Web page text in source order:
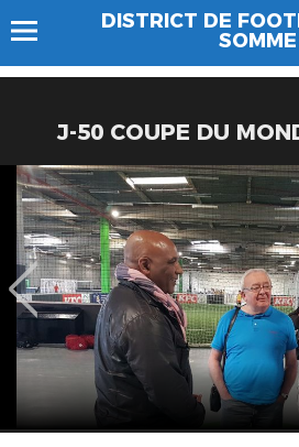
DISTRICT DE
SOMME
J-50 COUPE DU